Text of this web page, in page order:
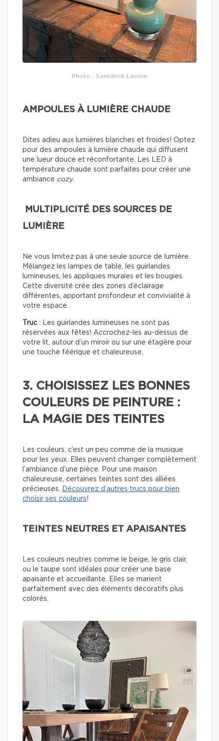
Photo : Sansdrick Lavoie
AMPOULES À LUMIÈRE CHAUDE
Dites adieu aux lumières blanches et froides! Optez
pour des ampoules à lumière chaude qui diffusent
une lueur douce et réconfortante. Les LED à
température chaude sont parfaites pour créer une
ambiance cozy.
MULTIPLICITÉ DES SOURCES DE
LUMIÈRE
Ne vous limitez pas à une seule source de lumière.
Mélangez les lampes de table, les guirlandes
lumineuses, les appliques murales et les bougies.
Cette diversité crée des zones d’éclairage
différentes, apportant profondeur et convivialité à
votre espace.
Truc : Les guirlandes lumineuses ne sont pas
réservées aux fêtes! Accrochez-les au-dessus de
votre lit, autour d’un miroir ou sur une étagère pour
une touche féérique et chaleureuse.
3. CHOISISSEZ LES BONNES
COULEURS DE PEINTURE :
LA MAGIE DES TEINTES
Les couleurs, c’est un peu comme de la musique
pour les yeux. Elles peuvent changer complètement
l’ambiance d’une pièce. Pour une maison
chaleureuse, certaines teintes sont des alliées
précieuses.
Découvrez d’autres trucs pour bien
choisir ses couleurs!
TEINTES NEUTRES ET APAISANTES
Les couleurs neutres comme le beige, le gris clair,
ou le taupe sont idéales pour créer une base
apaisante et accueillante. Elles se marient
parfaitement avec des éléments décoratifs plus
colorés.